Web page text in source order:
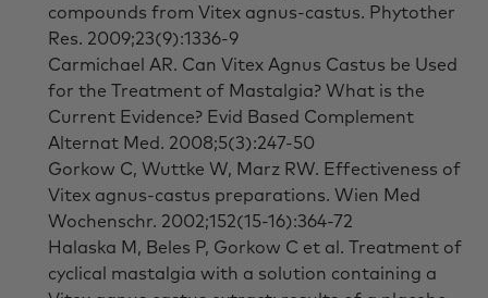
compounds from Vitex agnus-castus. Phytother
Res. 2009;23(9):1336-9
Carmichael AR. Can Vitex Agnus Castus be Used
for the Treatment of Mastalgia? What is the
Current Evidence? Evid Based Complement
Alternat Med. 2008;5(3):247-50
Gorkow C, Wuttke W, Marz RW. Effectiveness of
Vitex agnus-castus preparations. Wien Med
Wochenschr. 2002;152(15-16):364-72
Halaska M, Beles P, Gorkow C et al. Treatment of
cyclical mastalgia with a solution containing a